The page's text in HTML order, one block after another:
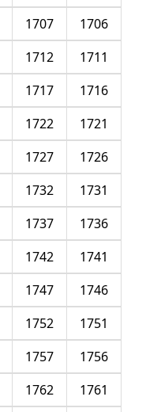
1706
1707
1711
1712
1716
1717
1721
1722
1726
1727
1731
1732
1736
1737
1741
1742
1746
1747
1751
1752
1756
1757
1761
1762